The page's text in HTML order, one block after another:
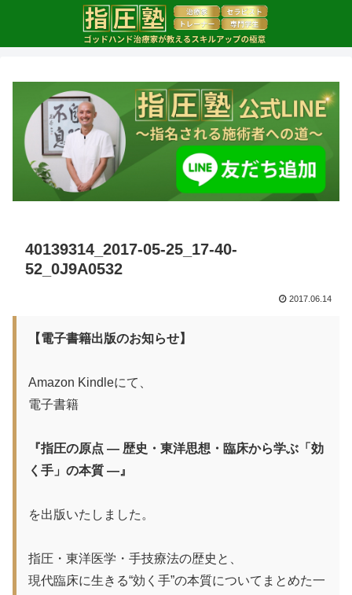
40139314_2017-05-25_17-40-
52_0J9A0532
2017.06.14
【電子書籍出版のお知らせ】
Amazon Kindleにて、
電子書籍
『指圧の原点 ― 歴史・東洋思想・臨床から学ぶ「効
く手」の本質 ―』
を出版いたしました。
指圧・東洋医学・手技療法の歴史と、
現代臨床に生きる“効く手”の本質についてまとめた一